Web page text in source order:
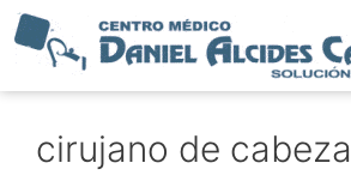
cirujano de cabeza